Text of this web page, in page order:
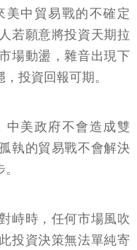
美中貿易戰的不確定
若願意將投資天期拉
場動盪，雜音出現下
投資回報可期。
中美政府不會造成雙
執的貿易戰不會解決
峙時，任何市場風吹
投資決策無法單純寄